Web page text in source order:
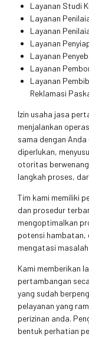
Layanan Studi
Layanan
Layanan
Layanan
Layanan
Layanan
Layanan
Reklamasi
Izin usaha jasa
menjalankan
sama dengan
diperlukan,
otoritas
langkah proses,
Tim kami memiliki
dan prosedur
mengoptimalkan
potensi hambatan,
mengatasi
Kami memberikan
pertambangan
yang sudah
pelayanan yang
perizinan anda.
bentuk perhatian